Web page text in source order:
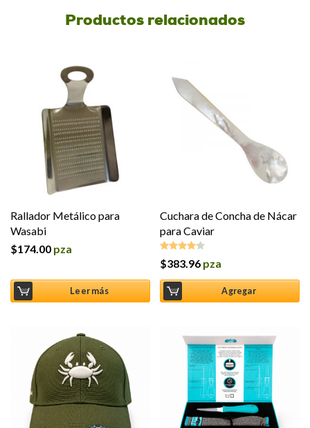
Productos relacionados
Rallador Metálico para
Wasabi
$174.00 pza
Leer más
Cuchara de Concha de Nácar
para Caviar
Valorado
$383.96 pza
Agregar